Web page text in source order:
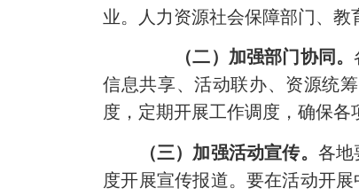
业。人力资源社会保障部门、
（二）加强部门协同。
信息共享、活动联办、资源统
度，定期开展工作调度，确保各
（三）加强活动宣传。 各地
度开展宣传报道。要在活动开